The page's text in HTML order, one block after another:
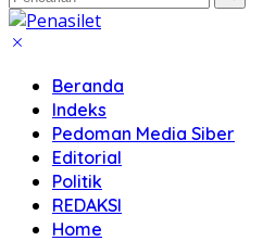
Beranda
Indeks
Pedoman Media Siber
Editorial
Politik
REDAKSI
Home